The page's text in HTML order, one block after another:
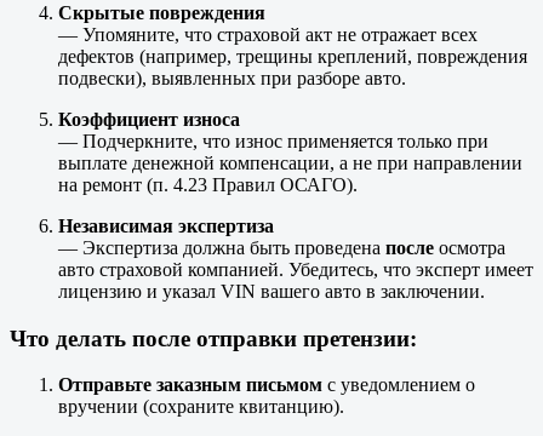
Скрытые повреждения
— Упомяните, что страховой акт не отражает всех
дефектов (например, трещины креплений, повреждения
подвески), выявленных при разборе авто.
Коэффициент износа
— Подчеркните, что износ применяется только при
выплате денежной компенсации, а не при направлении
на ремонт (п. 4.23 Правил ОСАГО).
Независимая экспертиза
— Экспертиза должна быть проведена после осмотра
авто страховой компанией. Убедитесь, что эксперт имеет
лицензию и указал VIN вашего авто в заключении.
Что делать после отправки претензии:
Отправьте заказным письмом с уведомлением о
вручении (сохраните квитанцию).